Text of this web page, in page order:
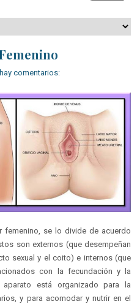
comentarios:
femenino, se lo divide de acuerdo
son externos (que desempeñan
sexual y el coito) e internos (que
con la fecundación y la
está organizado para la
y para acomodar y nutrir en el